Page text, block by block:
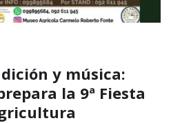
y música:
la 9ª Fiesta